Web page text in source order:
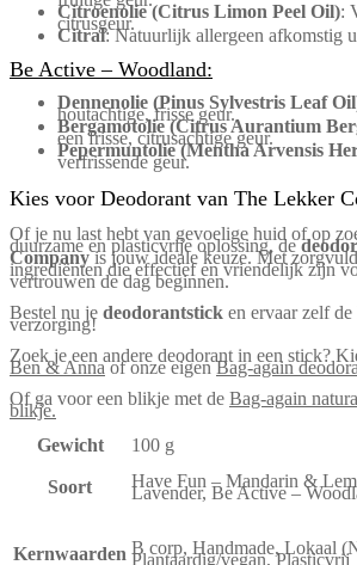
Citroenolie (Citrus Limon Peel Oil):
citrusgeur.
Citral: Natuurlijk allergeen afkomstig
Be Active – Woodland:
Dennenolie (Pinus Sylvestris Leaf
houtachtige, frisse geur.
Bergamotolie (Citrus Aurantium
een frisse, citrusachtige geur.
Pepermuntolie (Mentha Arvensis
verfrissende geur.
Kies voor Deodorant van The Lekker
Of je nu last hebt van gevoelige huid of op
duurzame en plasticvrije oplossing, de
Companyis jouw ideale keuze. Met
ingrediënten die effectief en vriendelijk zijn
vertrouwen de dag beginnen.
Bestel nu je deodorantstick en ervaar zelf
verzorging!
Zoek je een andere deodorant in een stick?
Ben & Annaof onze eigenBag-again
Of ga voor een blikje met de Bag-again
blikje.
Gewicht
100 g
Soort Have Fun – Mandarin &
Lavender, Be Active –
Kernwaarden B corp, Handmade, Lokaal
Plantaardig/vegan, Plasticvrij